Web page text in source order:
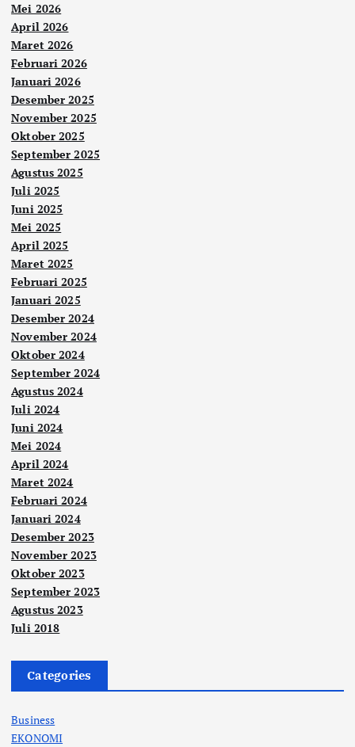
Mei 2026
April 2026
Maret 2026
Februari 2026
Januari 2026
Desember 2025
November 2025
Oktober 2025
September 2025
Agustus 2025
Juli 2025
Juni 2025
Mei 2025
April 2025
Maret 2025
Februari 2025
Januari 2025
Desember 2024
November 2024
Oktober 2024
September 2024
Agustus 2024
Juli 2024
Juni 2024
Mei 2024
April 2024
Maret 2024
Februari 2024
Januari 2024
Desember 2023
November 2023
Oktober 2023
September 2023
Agustus 2023
Juli 2018
Categories
Business
EKONOMI